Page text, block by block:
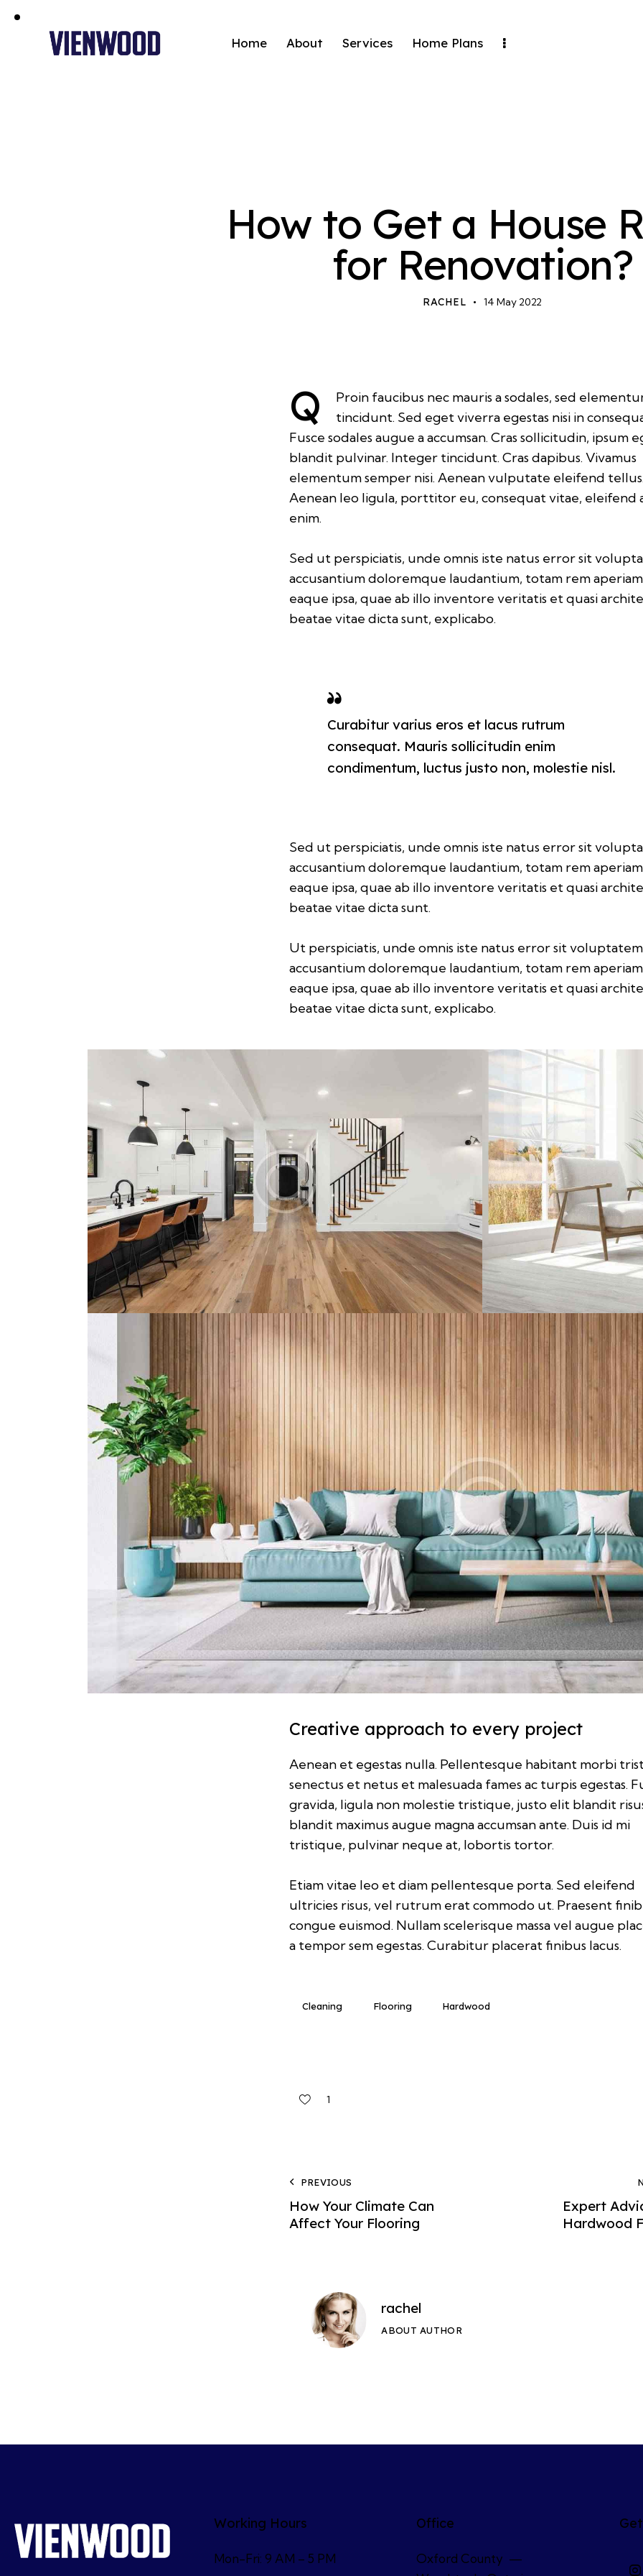
Home About Services Home Plans
How to Get a House
for Renovation?
RACHEL 14 May 2022
Q
Proin faucibus nec mauris a sodales, sed
tincidunt. Sed eget viverra egestas nisi in
Fusce sodales augue a accumsan. Cras sollicitudin, ipsum
blandit pulvinar. Integer tincidunt. Cras dapibus. Vivamus
elementum semper nisi. Aenean vulputate eleifend tellus.
Aenean leo ligula, porttitor eu, consequat vitae, eleifend
enim.
Sed ut perspiciatis, unde omnis iste natus error sit
accusantium doloremque laudantium, totam rem aperiam
eaque ipsa, quae ab illo inventore veritatis et quasi
beatae vitae dicta sunt, explicabo.
Curabitur varius eros et lacus rutrum
consequat. Mauris sollicitudin enim
condimentum, luctus justo non, molestie nisl.
Sed ut perspiciatis, unde omnis iste natus error sit
accusantium doloremque laudantium, totam rem aperiam
eaque ipsa, quae ab illo inventore veritatis et quasi
beatae vitae dicta sunt.
Ut perspiciatis, unde omnis iste natus error sit voluptatem
accusantium doloremque laudantium, totam rem aperiam
eaque ipsa, quae ab illo inventore veritatis et quasi
beatae vitae dicta sunt, explicabo.
Creative approach to every project
Aenean et egestas nulla. Pellentesque habitant morbi
senectus et netus et malesuada fames ac turpis egestas.
gravida, ligula non molestie tristique, justo elit blandit
blandit maximus augue magna accumsan ante. Duis id mi
tristique, pulvinar neque at, lobortis tortor.
Etiam vitae leo et diam pellentesque porta. Sed eleifend
ultricies risus, vel rutrum erat commodo ut. Praesent
congue euismod. Nullam scelerisque massa vel augue
a tempor sem egestas. Curabitur placerat finibus lacus.
Cleaning Flooring Hardwood
1
PREVIOUS
How Your Climate Can
Affect Your Flooring
Expert
Hardwood
rachel
ABOUT AUTHOR
Working Hours
Mon-Fri: 9 AM – 5 PM
Office
Oxford County —